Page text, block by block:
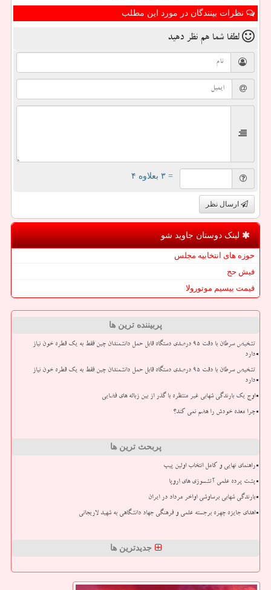
نظرات بینندگان در مورد این مطلب
لطفا شما هم نظر دهید
= ۳ بعلاوه ۴
ارسال نظر
لینک دوستان جاوید شو
حوزه های انتخابیه مجلس
فیش حج
قیمت بیسیم موتورولا
پربیننده ترین ها
تشخیص سرطان با دقت ۹۵ درصدی دستگاه قابل حمل دانشمندان چین فقط به یک قطره خون نیاز
دارد
تشخیص سرطان با دقت ۹۵ درصدی دستگاه قابل حمل دانشمندان چین فقط به یک قطره خون نیاز
دارد
اوج یک بارندگی شهابی غیر منتظره با گذر از بین زباله های فضایی
چرا معده خودش را هضم نمی کند؟
پربحث ترین ها
راهنمای نهایی و کامل انتخاب اولین پیپ
پشت پرده علمی آتشسوزی های اروپا
بارندگی شهابی برساوشی اواخر مرداد در ایران
اهدای جایزه چهره برجسته علمی و فرهنگی جهاد دانشگاهی به شهید لاریجانی
جدیدترین ها